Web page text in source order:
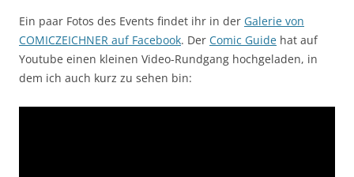
Ein paar Fotos des Events findet ihr in der Galerie von
COMICZEICHNER auf Facebook. Der Comic Guide hat auf
Youtube einen kleinen Video-Rundgang hochgeladen, in
dem ich auch kurz zu sehen bin: